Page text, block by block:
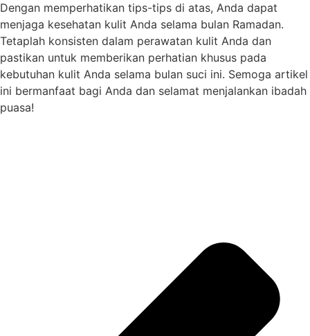
Dengan memperhatikan tips-tips di atas, Anda dapat
menjaga kesehatan kulit Anda selama bulan Ramadan.
Tetaplah konsisten dalam perawatan kulit Anda dan
pastikan untuk memberikan perhatian khusus pada
kebutuhan kulit Anda selama bulan suci ini. Semoga artikel
ini bermanfaat bagi Anda dan selamat menjalankan ibadah
puasa!